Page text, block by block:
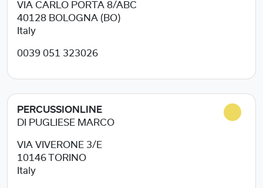
VIA CARLO PORTA 8/ABC
40128 BOLOGNA (BO)
Italy
0039 051 323026
PERCUSSIONLINE
DI PUGLIESE MARCO
VIA VIVERONE 3/E
10146
TORINO
Italy